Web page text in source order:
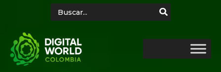
contenido
for: